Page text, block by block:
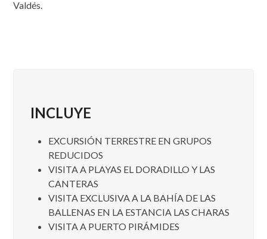
Valdés.
INCLUYE
EXCURSIÓN TERRESTRE EN GRUPOS
REDUCIDOS
VISITA A PLAYAS EL DORADILLO Y LAS
CANTERAS
VISITA EXCLUSIVA A LA BAHÍA DE LAS
BALLENAS EN LA ESTANCIA LAS CHARAS
VISITA A PUERTO PIRÁMIDES